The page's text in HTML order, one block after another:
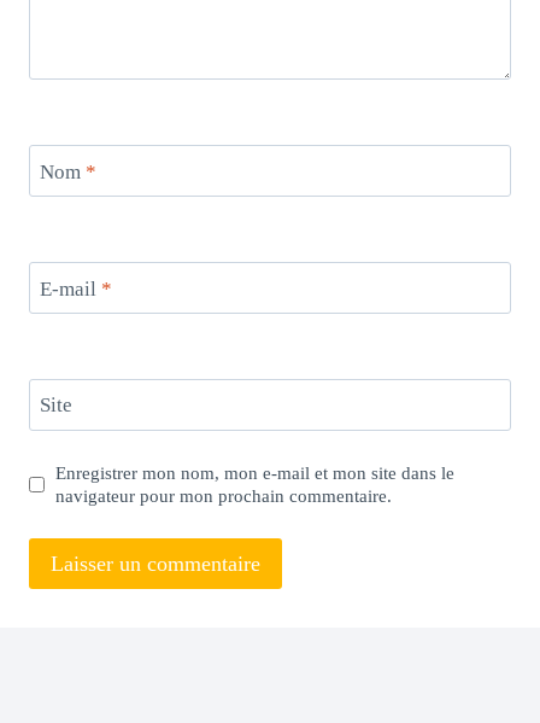
Nom *
E-mail *
Site
Enregistrer mon nom, mon e-mail et mon site dans le
navigateur pour mon prochain commentaire.